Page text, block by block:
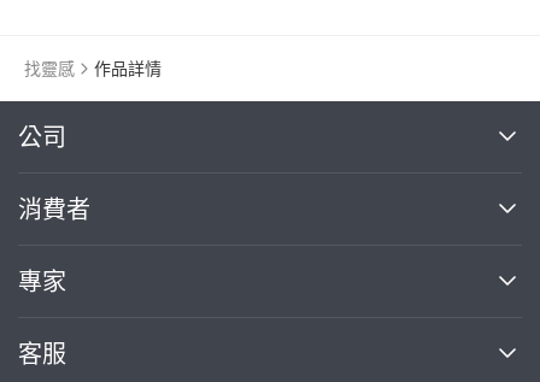
找靈感 作品詳情
公司
關於我們
部落格
加入我們
消費者
買服務
熱門服務
專家
案件中心
客服
繼續完成